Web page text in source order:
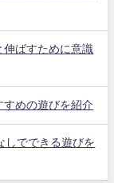
伸ばすために意識
めの遊びを紹介
しでできる遊びを